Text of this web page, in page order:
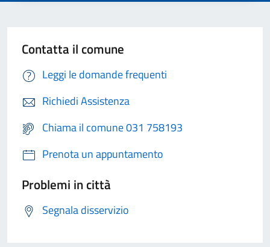
Contatta il comune
Leggi le domande frequenti
Richiedi Assistenza
Chiama il comune 031 758193
Prenota un appuntamento
Problemi in città
Segnala disservizio